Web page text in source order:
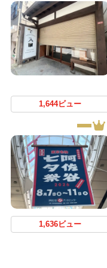
1,644ビュー
1,636ビュー